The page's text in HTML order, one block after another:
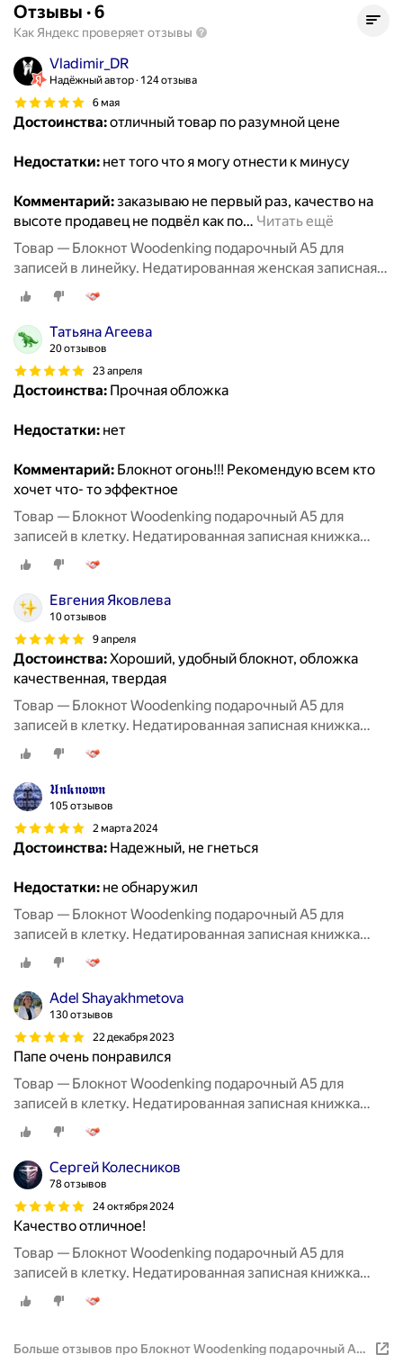
Отзывы ·6
Как Яндекс проверяет отзывы
Vladimir_DR
Надёжный автор 124 отзыва
6 мая
Достоинства:отличный товар по разумной цене
Недостатки: нет того что я могу отнести к минусу
Комментарий:заказываю не первый раз, качество на
высоте продавец не подвёл как по… Читать ещё
Товар — Блокнот Woodenking подарочный А5 для
записей в линейку. Недатированная женская записная
книжка "Никогда не узнаешь на что способна, пока не
рискнешь"
Татьяна Агеева
20 отзывов
23 апреля
Достоинства: Прочная обложка
Недостатки: нет
Комментарий: Блокнот огонь!!! Рекомендую всем кто
хочет что- то эффектное
Товар — Блокнот Woodenking подарочный А5 для
записей в клетку. Недатированная записная книжка
"Мечты работают, когда работаешь ты"
Евгения Яковлева
10 отзывов
9 апреля
Достоинства:Хороший, удобный блокнот, обложка
качественная, твердая
Товар — Блокнот Woodenking подарочный А5 для
записей в клетку. Недатированная записная книжка
"Будущее зависит от того, что ты делаешь сегодня"
𝖀𝖓𝖐𝖓𝖔𝖜𝖓
105 отзывов
2 марта 2024
Достоинства: Надежный, не гнеться
Недостатки: не обнаружил
Товар — Блокнот Woodenking подарочный А5 для
записей в клетку. Недатированная записная книжка
"Нет вершин, что взять нельзя"
Adel Shayakhmetova
130 отзывов
22 декабря 2023
Папе очень понравился
Товар — Блокнот Woodenking подарочный А5 для
записей в клетку. Недатированная записная книжка
"Нет вершин, что взять нельзя"
Сергей Колесников
78 отзывов
24 октября 2024
Качество отличное!
Товар — Блокнот Woodenking подарочный А5 для
записей в клетку. Недатированная записная книжка
"Нет вершин, что взять нельзя"
Больше отзывов про Блокнот Woodenking подарочный А5